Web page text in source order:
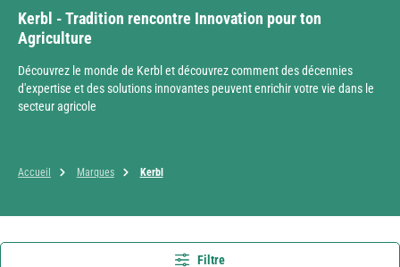
Kerbl - Tradition rencontre Innovation pour ton
Agriculture
Découvrez le monde de Kerbl et découvrez comment des décennies
d'expertise et des solutions innovantes peuvent enrichir votre vie dans le
secteur agricole
Accueil Marques Kerbl
Filtre